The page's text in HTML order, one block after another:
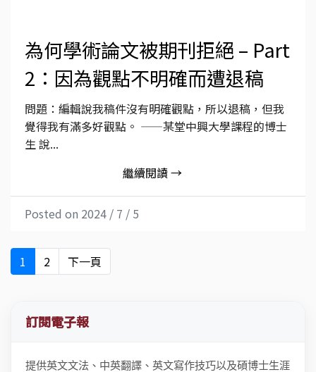
為何學術論文被期刊拒絕 – Part
2：因為觀點不明確而遭退稿
問題：編輯說我稿件沒有明確觀點，所以退稿，但我
覺得我有滿多好觀點。 ——某堂中興大學課程的博士
生 說...
繼續閱讀 →
Posted on 2024 / 7 / 5
1 2 下一頁
訂閱電子報
提供英文文法、中英翻譯、英文寫作技巧以及碩博士生涯